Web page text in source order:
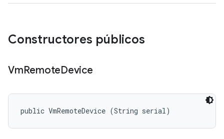
Constructores públicos
VmRemoteDevice
public VmRemoteDevice (String serial)